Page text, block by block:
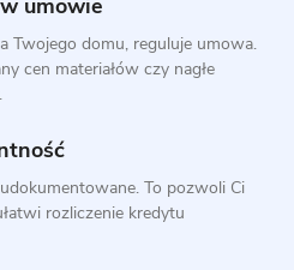
z dachem
Twojego domu, reguluje umowa.
cen materiałów czy nagłe
To pozwoli Ci
rozliczenie kredytu